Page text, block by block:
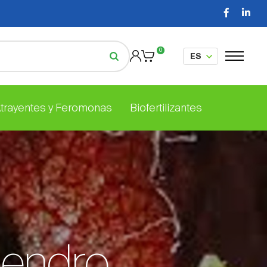
0
y Feromonas Biofertilizantes